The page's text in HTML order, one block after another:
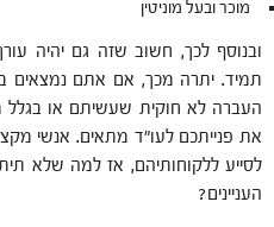
מוכר ובעל מוניטין
ובנוסף לכך, חשוב שזה גם יהיה
תמיד. יתרה מכך, אם אתם נמצאים
העברה לא חוקית שעשיתם או
את פנייתכם לעו"ד מתאים. אנשי
לסייע ללקוחותיהם, אז למה שלא
העניינים?